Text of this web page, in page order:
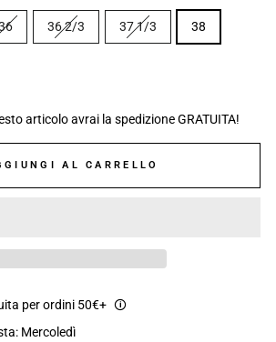
36 2/3 37 1/3 38
articolo avrai la spedizione GRATUITA!
AL CARRELLO
per ordini 50€+ 🛈
Mercoledì